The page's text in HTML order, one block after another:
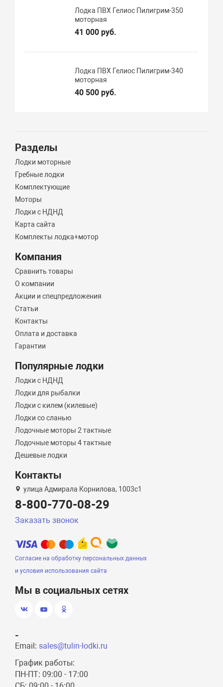
Лодка ПВХ Гелиос Пилигрим-350
моторная
41 000 руб.
Лодка ПВХ Гелиос Пилигрим-340
моторная
40 500 руб.
Разделы
Лодки моторные
Гребные лодки
Комплектующие
Моторы
Лодки с НДНД
Карта сайта
Комплекты лодка+мотор
Компания
Сравнить товары
О компании
Акции и спецпредложения
Статьи
Контакты
Оплата и доставка
Гарантии
Популярные лодки
Лодки с НДНД
Лодки для рыбалки
Лодки с килем (килевые)
Лодки со сланью
Лодочные моторы 2 тактные
Лодочные моторы 4 тактные
Дешевые лодки
Контакты
улица Адмирала Корнилова, 1003с1
8-800-770-08-29
Заказать звонок
Согласие на обработку персональных данных
и условия использования сайта
Мы в социальных сетях
-
Email: sales@tulin-lodki.ru
График работы:
ПН-ПТ: 09:00 - 17:00